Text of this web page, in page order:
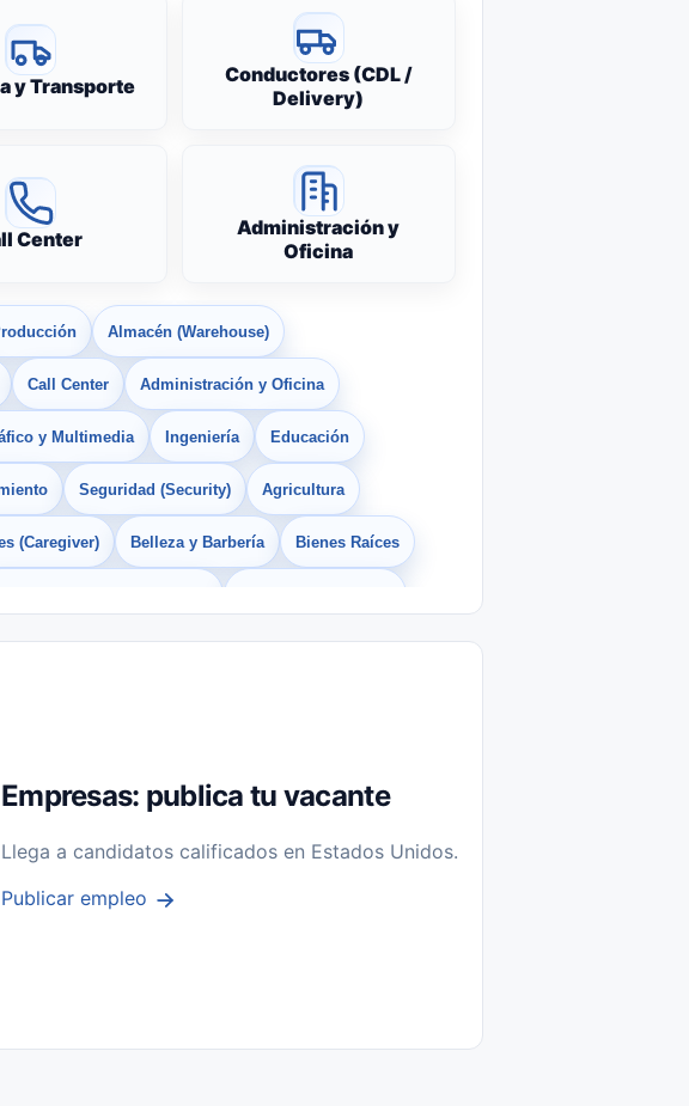
y Transporte
Conductores (CDL /
Delivery)
Center
Administración y
Oficina
Almacén (Warehouse)
Call Center Administración y Oficina
y Multimedia Ingeniería Educación
Seguridad (Security) Agricultura
(Caregiver) Belleza y Barbería Bienes Raíces
(English/Spanish) Sin Experiencia
Empresas: publica tu vacante
Llega a candidatos calificados en Estados Unidos.
Publicar empleo